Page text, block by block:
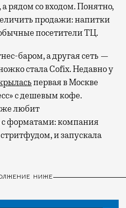
рядом со входом. Понятно,
продажи: напитки
посетители ТЦ.
баром, а другая сеть —
стала Cofix. Недавно у
первая в Москве
с дешевым кофе.
любит
с форматами: компания
и запускала
НИЖЕ